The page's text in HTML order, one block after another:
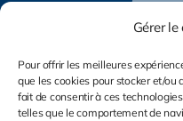
Gérer
Pour offrir les meilleures
que les cookies pour stocker et/ou
fait de consentir à ces
telles que le comportement de
Mentions légales
Politique de